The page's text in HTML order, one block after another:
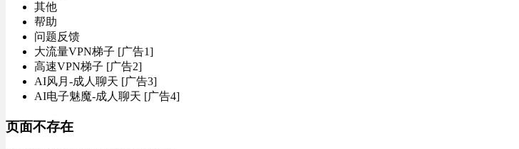
其他
帮助
问题反馈
大流量VPN梯子 [广告1]
高速VPN梯子 [广告2]
AI风月-成人聊天 [广告3]
AI电子魅魔-成人聊天 [广告4]
页面不存在